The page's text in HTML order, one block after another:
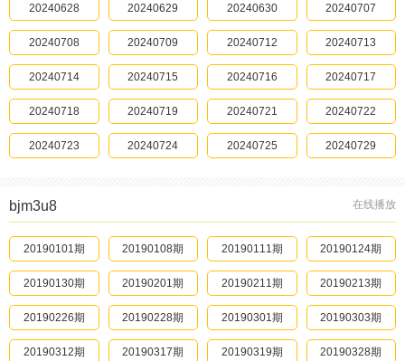
20241226 20241231 20250102 20250104
20250105 20250107 20250111 20250112
20250115 20250116 20250117 20250119
20250126 20250204 20250207 20250208
20250212 20250213 20250214 20250215
20250225 20250304
20250305 20250306 20250307 20250308
20250311 20250316 20250317 20250318
20250319 20250321 20250322 20250323
20250324 20250325 20250326 20250327
20240811期 20240813期 20240816期 20240817期
20240819期 20240822期 20240826期 20240827期
20240828期 20240829期 20240901期 20240905期
20240906期 20240907期 20240909期 20240910期
20240914期 20240915期 20240916期 20240917期
20240922期 20240925期
20240926期 20240928期 20241001期 20241003期
20241004期 20241005期 20241006期 20241007期
20241012期 20241016期 20241017期 20241018期
20241019期 20241020期 20241021期 20241022期
20240628 20240629 20240630 20240707
20240708 20240709 20240712 20240713
20240714 20240715 20240716 20240717
20240718 20240719 20240721 20240722
20240723 20240724 20240725 20240729
20240810 20240814
20240815 20240816 20240817 20240819
20240822 20240825 20240826 20240827
20240828 20240829 20240903 20240905
20240907 20240908 20240909 20240910
在线播放
bjm3u8
20190101期 20190108期 20190111期 20190124期
20190130期 20190201期 20190211期 20190213期
20190226期 20190228期 20190301期 20190303期
20190312期 20190317期 20190319期 20190328期